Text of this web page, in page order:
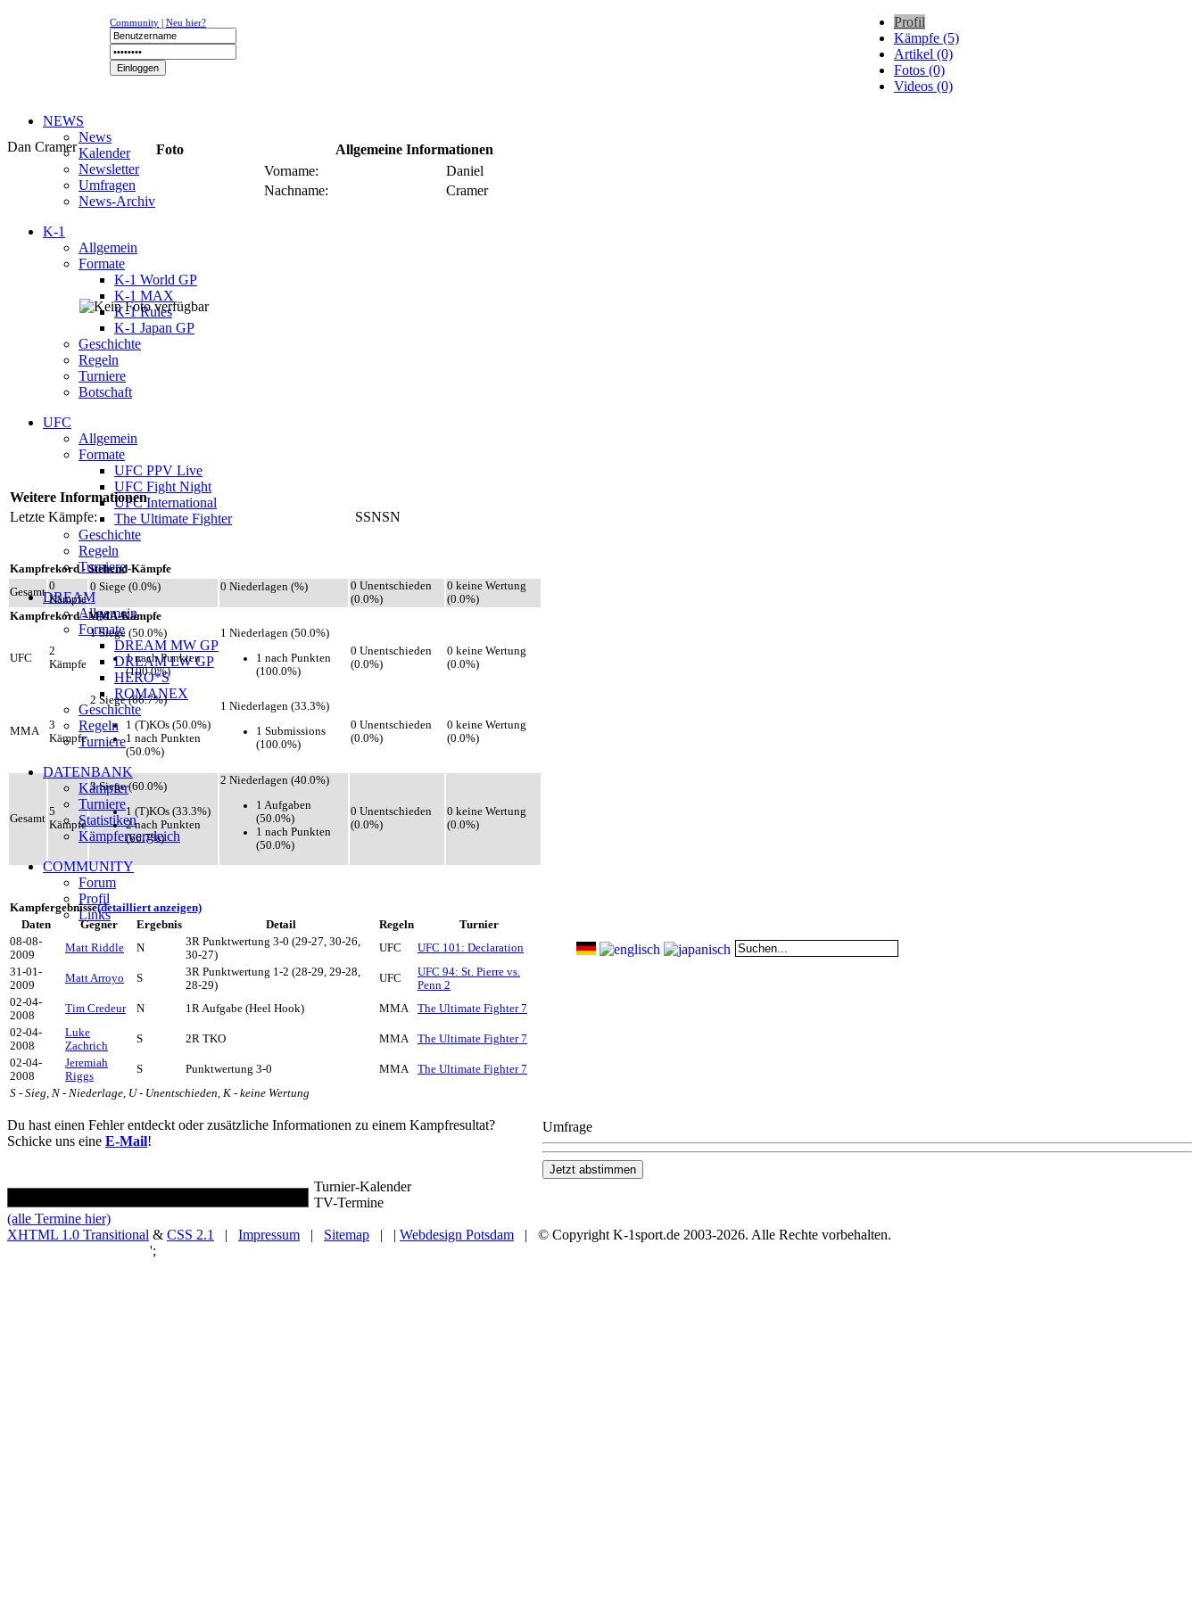
Community | Neu hier?
NEWS
News
Kalender
Newsletter
Umfragen
News-Archiv
K-1
Allgemein
Formate
K-1 World GP
K-1 MAX
K-1 Rules
K-1 Japan GP
Geschichte
Regeln
Turniere
Botschaft
UFC
Allgemein
Formate
UFC PPV Live
UFC Fight Night
UFC International
The Ultimate Fighter
Geschichte
Regeln
Turniere
DREAM
Allgemein
Formate
DREAM MW GP
DREAM LW GP
HERO*S
ROMANEX
Geschichte
Regeln
Turniere
DATENBANK
Kämpfer
Turniere
Statistiken
Kämpfervergleich
COMMUNITY
Forum
Profil
Links
Profil
Kämpfe (5)
Artikel (0)
Fotos (0)
Videos (0)
Dan Cramer Foto
Allgemeine Informationen
Vorname:
Daniel
Nachname:
Cramer
Weitere Informationen
Letzte Kämpfe:
SSNSN
Kampfrekord - Stehend-Kämpfe
Gesamt 0
Kämpfe
0 Siege (0.0%) 0 Niederlagen (%)
0 Unentschieden
(0.0%)
0 keine Wertung
(0.0%)
Kampfrekord - MMA-Kämpfe
UFC
2
Kämpfe
1 Siege (50.0%)
1 nach Punkten
(100.0%)
1 Niederlagen (50.0%)
1 nach Punkten
(100.0%)
0 Unentschieden
(0.0%)
0 keine Wertung
(0.0%)
MMA
3
Kämpfe
2 Siege (66.7%)
1 (T)KOs (50.0%)
1 nach Punkten
(50.0%)
1 Niederlagen (33.3%)
1 Submissions
(100.0%)
0 Unentschieden
(0.0%)
0 keine Wertung
(0.0%)
Gesamt
5
Kämpfe
3 Siege (60.0%)
1 (T)KOs (33.3%)
2 nach Punkten
(66.7%)
2 Niederlagen (40.0%)
1 Aufgaben
(50.0%)
1 nach Punkten
(50.0%)
0 Unentschieden
(0.0%)
0 keine Wertung
(0.0%)
Kampfergebnisse(detailliert anzeigen)
Daten
Gegner Ergebnis Detail Regeln
Turnier
08-08-
2009
Matt Riddle N
3R Punktwertung 3-0 (29-27, 30-26,
30-27)
UFC
UFC 101: Declaration
31-01-
2009
Matt Arroyo S
3R Punktwertung 1-2 (28-29, 29-28,
28-29)
UFC
UFC 94: St. Pierre vs.
Penn 2
02-04-
2008
Tim Credeur N 1R Aufgabe (Heel Hook) MMA
The Ultimate Fighter 7
02-04-
2008
Luke
Zachrich
S 2R TKO MMA
The Ultimate Fighter 7
02-04-
2008
Jeremiah
Riggs
S Punktwertung 3-0 MMA
The Ultimate Fighter 7
S - Sieg, N - Niederlage, U - Unentschieden, K - keine Wertung
Du hast einen Fehler entdeckt oder zusätzliche Informationen zu einem Kampfresultat?
Schicke uns eine E-Mail!
Umfrage
Turnier-Kalender
TV-Termine
(alle Termine hier)
XHTML 1.0 Transitional & CSS 2.1 | Impressum | Sitemap | | Webdesign Potsdam | © Copyright K-1sport.de 2003-2026. Alle Rechte vorbehalten.
';